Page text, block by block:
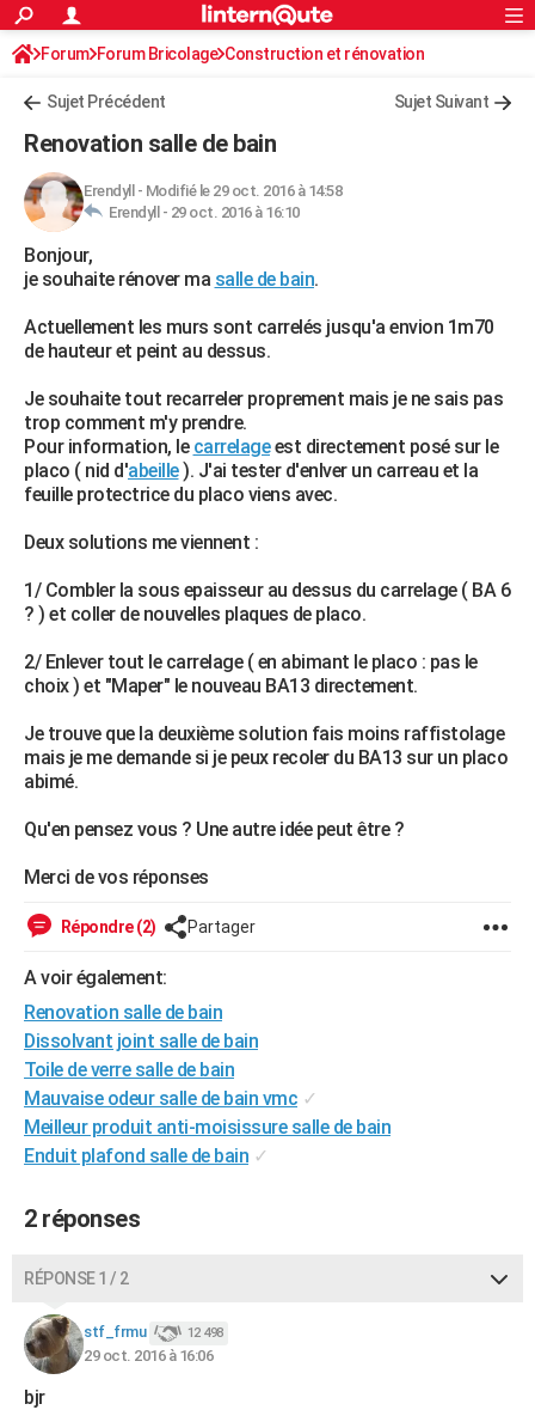
ACTUALITÉS
Politique
Société
Faits Divers
Education
Monde
Villes
+
FINANCE
Retraite
Impôts
Epargne
Immobilier
Risques naturels par ville
Banque
Assurance
Crédit
AUTO
Essais
Réserver un essai
Citadines
Berlines
SUV
Forum auto
+HIGH-TECH
BRICOLAGE
Forum
Aménagement intérieur
Extérieur
Cuisine
Salle de bains
Jardinage
Rangement
Guides de France
Escapades
Patrimoine
Expositions
Musées
Week-end nature
+LIFESTYLE
Art de vivre
Bien-être
Loisirs
ModeModes de vie
SANTE
Alimentation
Guide de la santé
Maladies
Médicaments
Sommeil
GUIDES D'ACHAT
BONS PLANS
Carte de Noël
Carte Bonne année
Carte Saint-Valentin
Carte Pâques
Carte d'anniversaire
DICTIONNAIRE
Rechercher
S'inscrire
Connexion
Forum Forum Bricolage Construction et rénovation
Sujet Précédent Sujet Suivant
Renovation salle de bain
Erendyll - Modifié le 29 oct. 2016 à 14:58
Erendyll - 29 oct. 2016 à 16:10
Bonjour,
je souhaite rénover ma salle de bain.
Actuellement les murs sont carrelés jusqu'a envion 1m70
de hauteur et peint au dessus.
Je souhaite tout recarreler proprement mais je ne sais pas
trop comment m'y prendre.
Pour information, le carrelageest directement posé sur le
placo ( nid d'abeille). J'ai tester d'enlver un carreau et la
feuille protectrice du placo viens avec.
Deux solutions me viennent :
1/ Combler la sous epaisseur au dessus du carrelage ( BA 6
? ) et coller de nouvelles plaques de placo.
2/ Enlever tout le carrelage ( en abimant le placo : pas le
choix ) et "Maper" le nouveau BA13 directement.
Je trouve que la deuxième solution fais moins raffistolage
mais je me demande si je peux recoler du BA13 sur un placo
abimé.
Qu'en pensez vous ? Une autre idée peut être ?
Merci de vos réponses
Répondre (2) Partager
A voir également:
Renovation salle de bain
Dissolvant joint salle de bain
Toile de verre salle de bain
Mauvaise odeur salle de bain vmc ✓
Meilleur produit anti-moisissure salle de bain
Enduit plafond salle de bain ✓
2 réponses
RÉPONSE 1 / 2
stf_frmu 12 498
29 oct. 2016 à 16:06
bjr